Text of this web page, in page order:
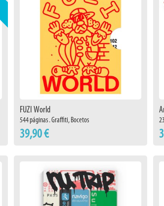
FUZI World
544 páginas . Graffiti, Bocetos
39,90 €